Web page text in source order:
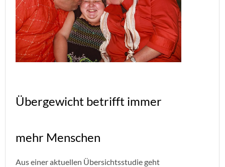
Übergewicht betrifft immer
mehr Menschen
Aus einer aktuellen Übersichtsstudie geht